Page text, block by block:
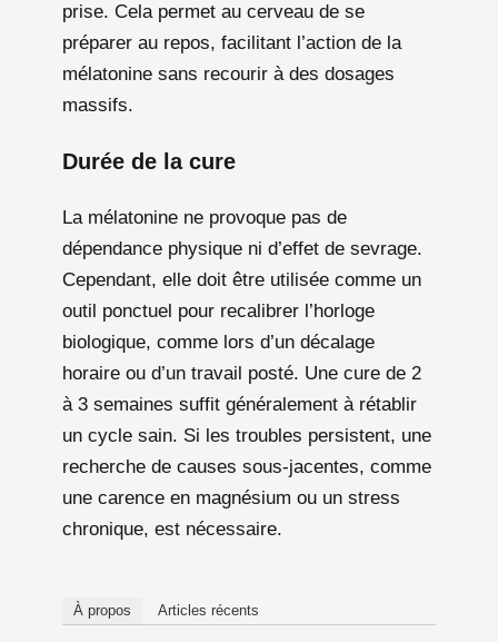
prise. Cela permet au cerveau de se
préparer au repos, facilitant l’action de la
mélatonine sans recourir à des dosages
massifs.
Durée de la cure
La mélatonine ne provoque pas de
dépendance physique ni d’effet de sevrage.
Cependant, elle doit être utilisée comme un
outil ponctuel pour recalibrer l’horloge
biologique, comme lors d’un décalage
horaire ou d’un travail posté. Une cure de 2
à 3 semaines suffit généralement à rétablir
un cycle sain. Si les troubles persistent, une
recherche de causes sous-jacentes, comme
une carence en magnésium ou un stress
chronique, est nécessaire.
À propos Articles récents